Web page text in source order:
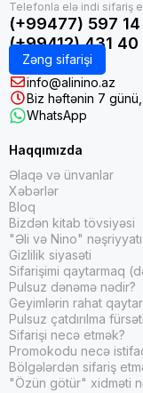
(+99477) 597
(+99412) 431 40
Zəng sifarişi
info@alinino.az
Biz həftənin 7
WhatsApp
Haqqımızda
Əlaqə və ünvanlar
Xəbərlər
Bloq
Bizdən kitab tövsiyəsi
"Əli və Nino" nəşriyyatı
Gizlilik siyasəti
Sifarişimi qaytarmaq
Pulsuz dənəmə nədir?
Geyimlərin rahat
Pulsuz çatdırılma fürsəti
Sifarişi necə etmək?
Promokodu necə
Bölgələrdən sifariş
"Özün götür" xidməti